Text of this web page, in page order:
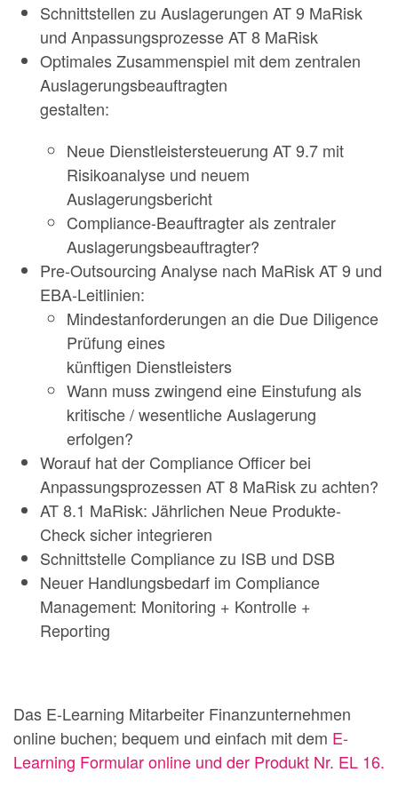
Schnittstellen zu Auslagerungen AT 9 MaRisk
und Anpassungsprozesse AT 8 MaRisk
Optimales Zusammenspiel mit dem zentralen
Auslagerungsbeauftragten
gestalten:
Neue Dienstleistersteuerung AT 9.7 mit
Risikoanalyse und neuem
Auslagerungsbericht
Compliance-Beauftragter als zentraler
Auslagerungsbeauftragter?
Pre-Outsourcing Analyse nach MaRisk AT 9 und
EBA-Leitlinien:
Mindestanforderungen an die Due Diligence
Prüfung eines
künftigen Dienstleisters
Wann muss zwingend eine Einstufung als
kritische / wesentliche Auslagerung
erfolgen?
Worauf hat der Compliance Officer bei
Anpassungsprozessen AT 8 MaRisk zu achten?
AT 8.1 MaRisk: Jährlichen Neue Produkte-
Check sicher integrieren
Schnittstelle Compliance zu ISB und DSB
Neuer Handlungsbedarf im Compliance
Management: Monitoring + Kontrolle +
Reporting
Das E-Learning Mitarbeiter Finanzunternehmen
online buchen; bequem und einfach mit dem E-
Learning Formular online und der Produkt Nr. EL 16.